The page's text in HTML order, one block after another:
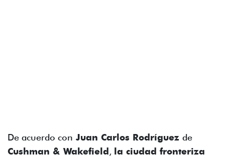
De acuerdo con Juan Carlos Rodríguez de
Cushman & Wakefield , la ciudad fronteriza